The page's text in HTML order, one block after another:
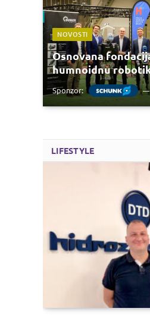
NOVOSTI
Osnovana
humnoidnu
Sponzor:
LIFESTYLE